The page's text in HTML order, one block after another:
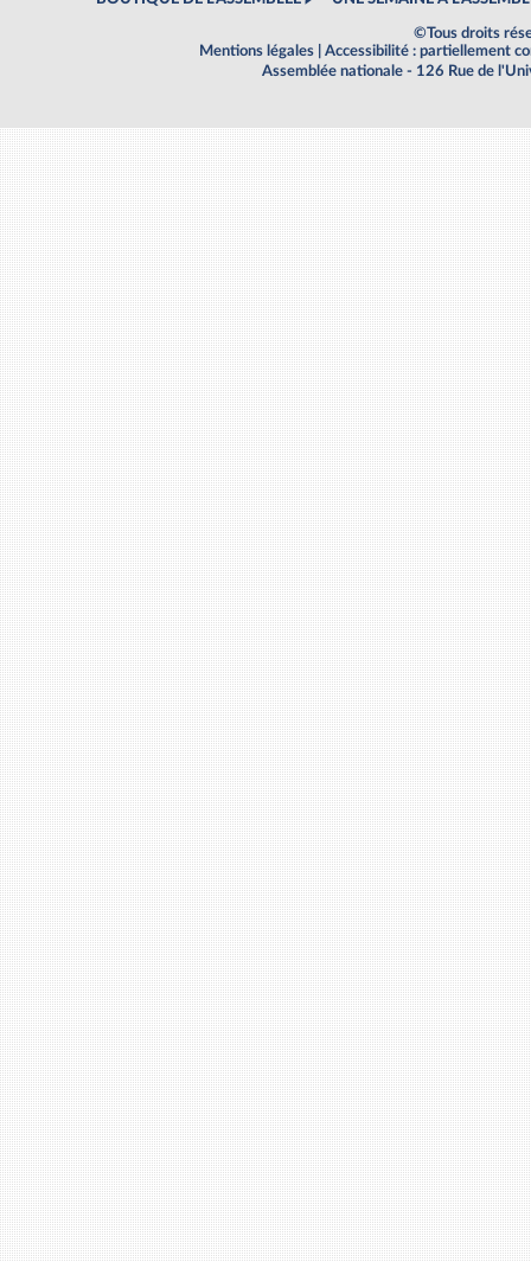
©Tous droits
Mentions légales
Accessibilité : partiellement
Assemblée nationale - 126 Rue de